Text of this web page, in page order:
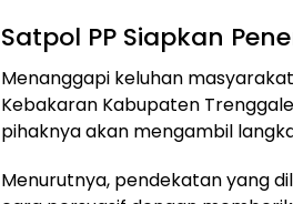
Satpol PP Siapkan
Menanggapi keluhan
Kebakaran Kabupaten
pihaknya akan mengambil
Menurutnya, pendekatan yang